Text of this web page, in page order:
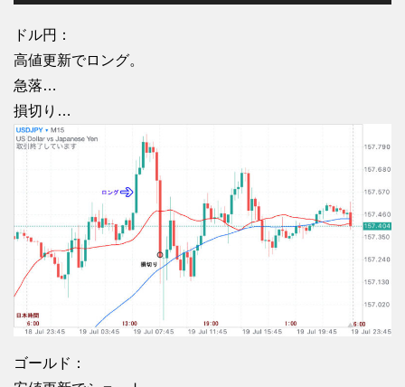
ドル円：
高値更新でロング。
急落…
損切り…
ゴールド：